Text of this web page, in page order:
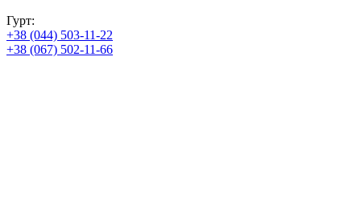
Гурт:
+38 (044) 503-11-22
+38 (067) 502-11-66